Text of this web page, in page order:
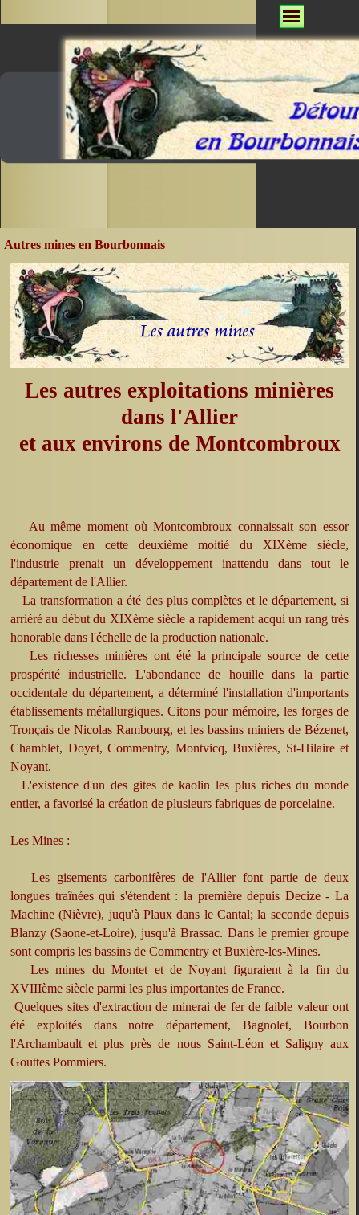
Autres mines en Bourbonnais
Les autres exploitations minières
dans l'Allier
et aux environs de Montcombroux
Au même moment où Montcombroux connaissait son essor
économique en cette deuxième moitié du XIXème siècle,
l'industrie prenait un développement inattendu dans tout le
département de l'Allier.
La transformation a été des plus complètes et le département, si
arriéré au début du XIXème siècle a rapidement acqui un rang très
honorable dans l'échelle de la production nationale.
Les richesses minières ont été la principale source de cette
prospérité industrielle. L'abondance de houille dans la partie
occidentale du département, a déterminé l'installation d'importants
établissements métallurgiques. Citons pour mémoire, les forges de
Tronçais de Nicolas Rambourg, et les bassins miniers de Bézenet,
Chamblet, Doyet, Commentry, Montvicq, Buxières, St-Hilaire et
Noyant.
L'existence d'un des gites de kaolin les plus riches du monde
entier, a favorisé la création de plusieurs fabriques de porcelaine.
Les Mines :
Les gisements carbonifères de l'Allier font partie de deux
longues traînées qui s'étendent : la première depuis Decize - La
Machine (Nièvre), juqu'à Plaux dans le Cantal; la seconde depuis
Blanzy (Saone-et-Loire), jusqu'à Brassac. Dans le premier groupe
sont compris les bassins de Commentry et Buxière-les-Mines.
Les mines du Montet et de Noyant figuraient à la fin du
XVIIIème siècle parmi les plus importantes de France.
Quelques sites d'extraction de minerai de fer de faible valeur ont
été exploités dans notre département, Bagnolet, Bourbon
l'Archambault et plus près de nous Saint-Léon et Saligny aux
Gouttes Pommiers.